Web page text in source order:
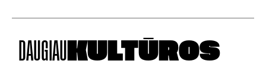
DAUGIAU KULTŪROS